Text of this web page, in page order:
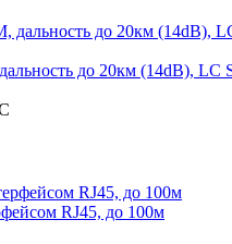
до 20км (14dB), LC
RJ45, до 100м